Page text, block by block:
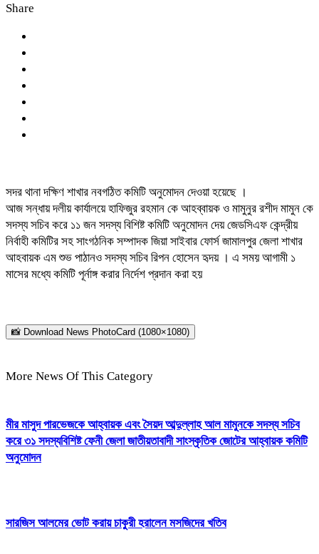
Share
সদর থানা দক্ষিণ শাখার নবগঠিত কমিটি অনুমোদন দেওয়া হয়েছে ।
আজ সন্ধায় দলীয় কার্যালয়ে হাফিজুর রহমান কে আহব্বায়ক ও মামুনুর রশীদ মামুন কে
সদস্য সচিব করে ১১ জন সদস্য বিশিষ্ট কমিটি অনুমোদন দেয় জেডসিএফ কেন্দ্রীয়
নির্বাহী কমিটির সহ সাংগঠনিক সম্পাদক জিয়া সাইবার ফোর্স জামালপুর জেলা শাখার
আহবায়ক এম শুভ পাঠানও সদস্য সচিব রিপন হোসেন হৃদয় । এ সময় আগামী ১
মাসের মধ্যে কমিটি পূর্নাঙ্গ করার নির্দেশ প্রদান করা হয়
📸 Download News PhotoCard (1080×1080)
More News Of This Category
মীর মাসুদ পারভেজকে আহ্বায়ক এবং সৈয়দ আব্দুল্লাহ আল মামুনকে সদস্য সচিব
করে ৩১ সদস্যবিশিষ্ট ফেনী জেলা জাতীয়তাবাদী সাংস্কৃতিক জোটের আহ্বায়ক কমিটি
অনুমোদন
সারজিস আলমের ভোট করায় চাকুরী হরালেন মসজিদের খতিব